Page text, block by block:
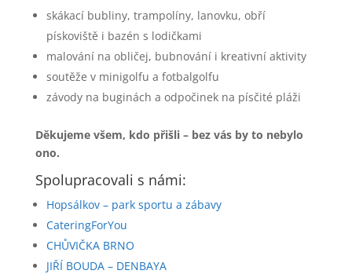
skákací bubliny, trampolíny, lanovku, obří
pískoviště i bazén s lodičkami
malování na obličej, bubnování i kreativní aktivity
soutěže v minigolfu a fotbalgolfu
závody na buginách a odpočinek na písčité pláži
Děkujeme všem, kdo přišli – bez vás by to nebylo
ono.
Spolupracovali s námi:
Hopsálkov – park sportu a zábavy
CateringForYou
CHŮVIČKA BRNO
JIŘÍ BOUDA – DENBAYA